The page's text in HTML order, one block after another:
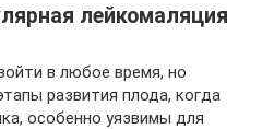
лейкомаляция
в любое время, но
развития плода, когда
особенно уязвимы для